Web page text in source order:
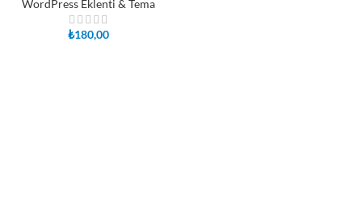
WordPress Eklenti & Tema
₺180,00